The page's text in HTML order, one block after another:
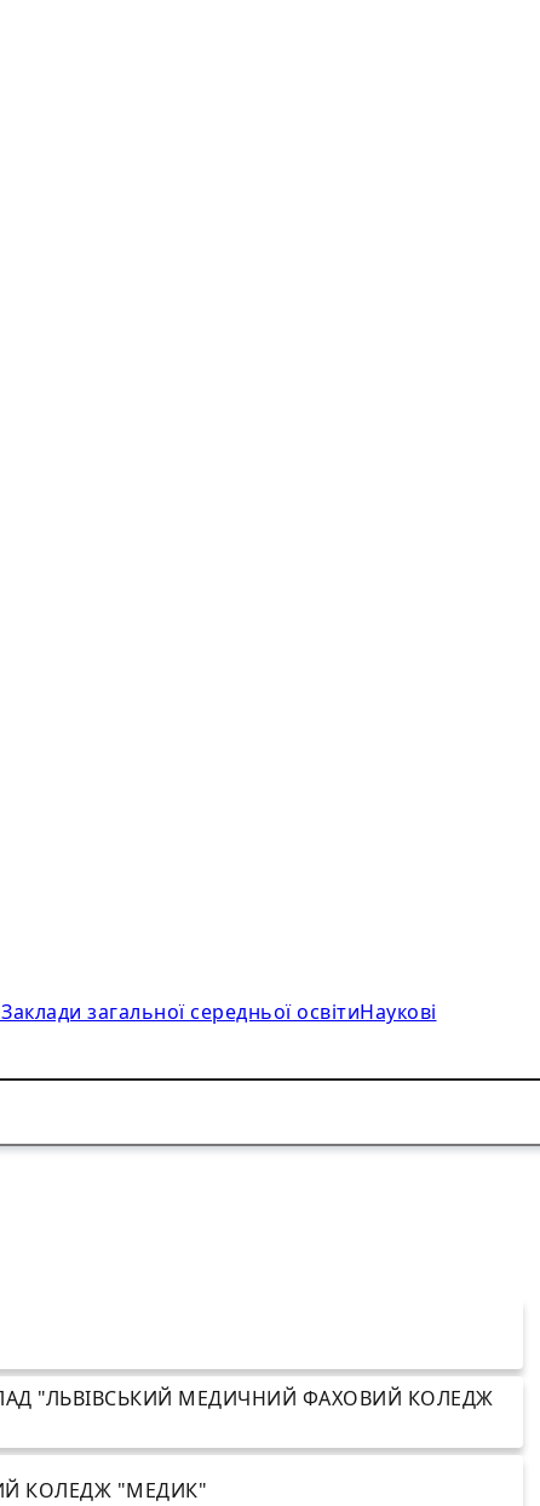
Заклади загальної середньої освітиНаукові
"ЛЬВІВСЬКИЙ МЕДИЧНИЙ ФАХОВИЙ КОЛЕДЖ
КОЛЕДЖ "МЕДИК"